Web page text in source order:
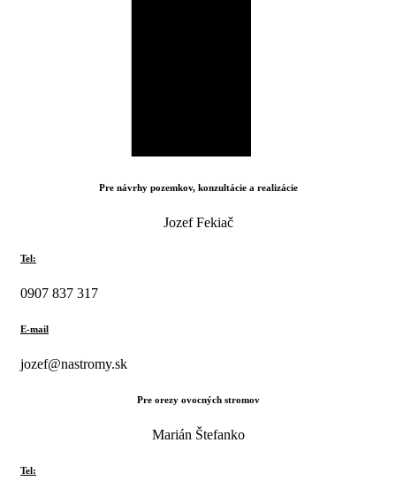
Pre návrhy pozemkov, konzultácie a realizácie
Jozef Fekiač
Tel:
0907 837 317
E-mail
jozef@nastromy.sk
Pre orezy ovocných stromov
Marián Štefanko
Tel: